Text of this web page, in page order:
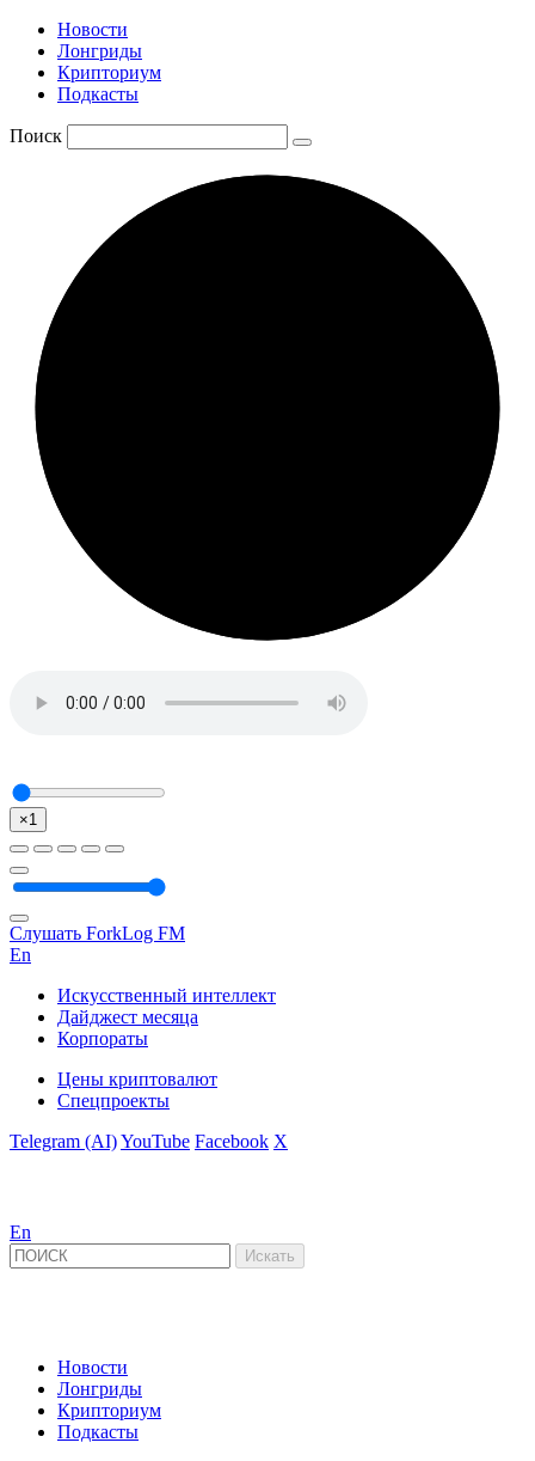
Новости
Лонгриды
Крипториум
Подкасты
Поиск
×1
Слушать ForkLog FM
En
Искусственный интеллект
Дайджест месяца
Корпораты
Цены криптовалют
Спецпроекты
Telegram (AI)YouTube Facebook X
En
Новости
Лонгриды
Крипториум
Подкасты